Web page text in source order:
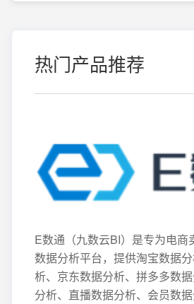
热门产品推荐
E数通（九数云BI）是专为电商
数据分析平台，提供淘宝数据
析、京东数据分析、拼多多数
分析、直播数据分析、会员数